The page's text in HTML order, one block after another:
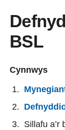
BSL
Cynnwys
Sillafu a’r